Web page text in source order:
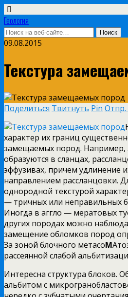
Геология
09.08.2015
Текстура
Поделиться Твитнуть Pin Отпр.
характер их границ
замещаемых пород. Например,
образуются в сланцах,
эффузивах, причем удлинение
направлением рассланцовки.
однородной текстурой
— тричных или неправильных
Иногда в аггло — мератовых
других породах можно
замещение обломков пород
За зоной блочного метасоМ
рассеянной слабой
Интересна структура блоков.
альбитом с